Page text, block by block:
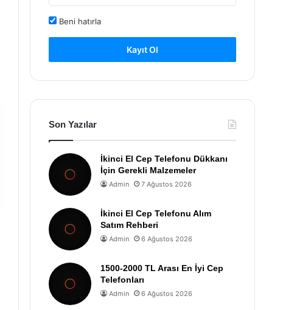
Beni hatırla
Kayıt Ol
Son Yazılar
İkinci El Cep Telefonu Dükkanı
İçin Gerekli Malzemeler
Admin 7 Ağustos 2026
İkinci El Cep Telefonu Alım
Satım Rehberi
Admin 6 Ağustos 2026
1500-2000 TL Arası En İyi Cep
Telefonları
Admin 6 Ağustos 2026